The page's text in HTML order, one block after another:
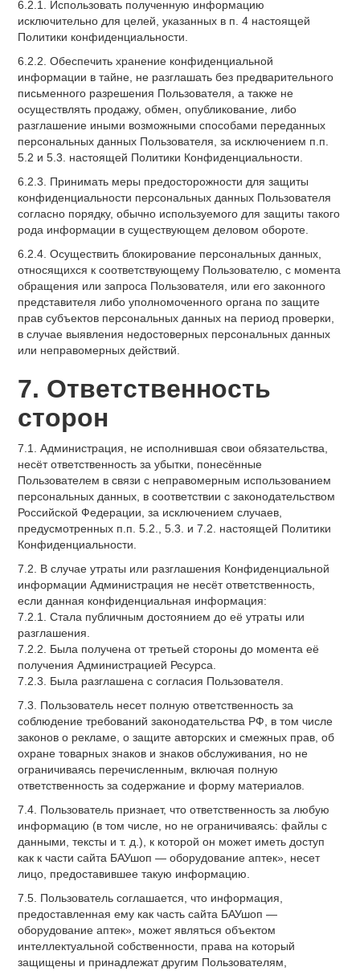
6.2.1. Использовать полученную информацию
исключительно для целей, указанных в п. 4 настоящей
Политики конфиденциальности.
6.2.2. Обеспечить хранение конфиденциальной
информации в тайне, не разглашать без предварительного
письменного разрешения Пользователя, а также не
осуществлять продажу, обмен, опубликование, либо
разглашение иными возможными способами переданных
персональных данных Пользователя, за исключением п.п.
5.2 и 5.3. настоящей Политики Конфиденциальности.
6.2.3. Принимать меры предосторожности для защиты
конфиденциальности персональных данных Пользователя
согласно порядку, обычно используемого для защиты такого
рода информации в существующем деловом обороте.
6.2.4. Осуществить блокирование персональных данных,
относящихся к соответствующему Пользователю, с момента
обращения или запроса Пользователя, или его законного
представителя либо уполномоченного органа по защите
прав субъектов персональных данных на период проверки,
в случае выявления недостоверных персональных данных
или неправомерных действий.
7. Ответственность
сторон
7.1. Администрация, не исполнившая свои обязательства,
несёт ответственность за убытки, понесённые
Пользователем в связи с неправомерным использованием
персональных данных, в соответствии с законодательством
Российской Федерации, за исключением случаев,
предусмотренных п.п. 5.2., 5.3. и 7.2. настоящей Политики
Конфиденциальности.
7.2. В случае утраты или разглашения Конфиденциальной
информации Администрация не несёт ответственность,
если данная конфиденциальная информация:
7.2.1. Стала публичным достоянием до её утраты или
разглашения.
7.2.2. Была получена от третьей стороны до момента её
получения Администрацией Ресурса.
7.2.3. Была разглашена с согласия Пользователя.
7.3. Пользователь несет полную ответственность за
соблюдение требований законодательства РФ, в том числе
законов о рекламе, о защите авторских и смежных прав, об
охране товарных знаков и знаков обслуживания, но не
ограничиваясь перечисленным, включая полную
ответственность за содержание и форму материалов.
7.4. Пользователь признает, что ответственность за любую
информацию (в том числе, но не ограничиваясь: файлы с
данными, тексты и т. д.), к которой он может иметь доступ
как к части сайта БАУшоп — оборудование аптек», несет
лицо, предоставившее такую информацию.
7.5. Пользователь соглашается, что информация,
предоставленная ему как часть сайта БАУшоп —
оборудование аптек», может являться объектом
интеллектуальной собственности, права на который
защищены и принадлежат другим Пользователям,